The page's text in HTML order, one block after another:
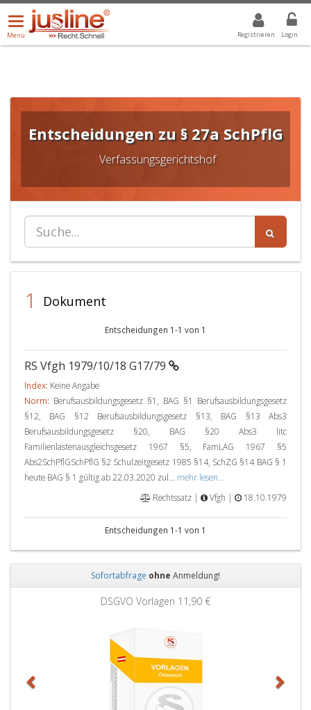
Registrieren Login
Menü
öffnen/schließen
Menü
ALLE DROPDOWN: GEWÄHLTER WERT IST ALLE
Entscheidungen zu § 27a SchPflG
Verfassungsgerichtshof
1 Dokument
Entscheidungen 1-1 von 1
RS Vfgh 1979/10/18 G17/79
Index: Keine Angabe
Norm: Berufsausbildungsgesetz §1, BAG §1 Berufsausbildungsgesetz
§12, BAG §12 Berufsausbildungsgesetz §13, BAG §13 Abs3
Berufsausbildungsgesetz §20, BAG §20 Abs3 litc
Familienlastenausgleichsgesetz 1967 §5, FamLAG 1967 §5
Abs2SchPflGSchPflG §2 Schulzeitgesetz 1985 §14, SchZG §14 BAG § 1
heute BAG § 1 gültig ab 22.03.2020 zul... mehr lesen...
Rechtssatz |
Vfgh | 18.10.1979
Entscheidungen 1-1 von 1
Sofortabfrage ohne Anmeldung!
DSGVO Vorlagen 11,90 €